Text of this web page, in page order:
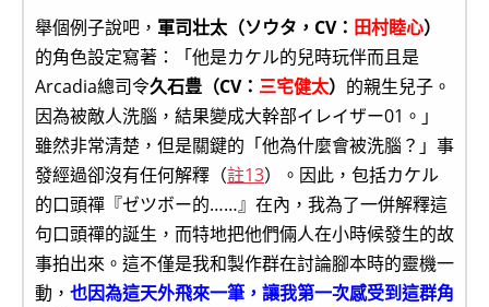
舉個例子說吧， 軍司壮太（ソウタ，CV： 田村睦心）
的角色設定寫著：「他是カケル的兒時玩伴而且是
Arcadia總司令久石豊（CV： 三宅健太） 的親生兒子。
因為被敵人洗腦，結果變成大幹部イレイザー01。」
雖然非常清楚，但是關鍵的「他為什麼會被洗腦？」事
發經過卻沒有任何解釋（註13）。因此，包括カケル
的口頭禪『ゼツボー的……』在內，我為了一併解釋這
句口頭禪的誕生，而特地把他們倆人在小時候發生的故
事拍出來。這不僅是我和製作群在討論腳本時的靈機一
動， 也因為這天外飛來一筆，讓我第一次感受到這群角